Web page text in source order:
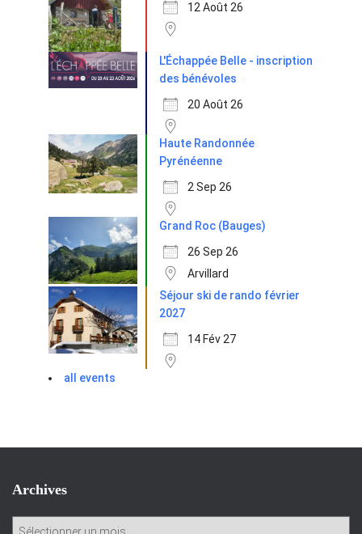
12 Août 26
L'Échappée Belle - inscription
des bénévoles
20 Août 26
Haute Randonnée
Pyrénéenne
2 Sep 26
Grand Roc (Bauges)
26 Sep 26
Arvillard
Séjour ski de rando février
2027
14 Fév 27
all events
Archives